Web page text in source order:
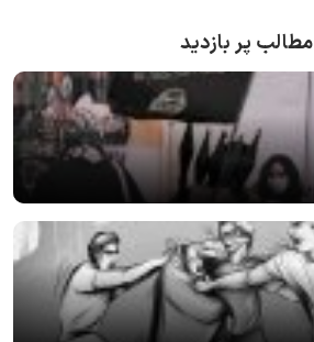
مطالب پر بازدید